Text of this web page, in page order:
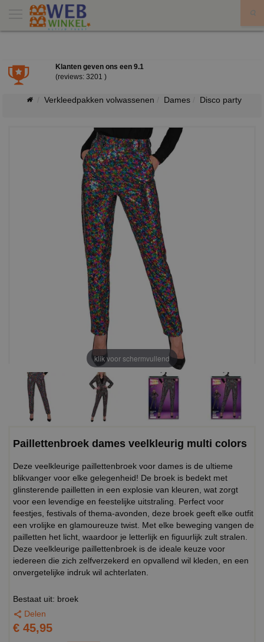
Klanten geven ons een 9.1
(reviews: 3201 )
Verkleedpakken volwassenen Dames Disco party
klik voor schermvullend
Paillettenbroek dames veelkleurig multi colors
Deze veelkleurige paillettenbroek voor dames is de ultieme
blikvanger voor elke gelegenheid! De broek is bedekt met
glinsterende pailletten in een explosie van kleuren, wat zorgt
voor een levendige en feestelijke uitstraling. Perfect voor
feestjes, festivals of thema-avonden, deze broek geeft elke outfit
een vrolijke en glamoureuze twist. Met elke beweging vangen de
pailletten het licht, waardoor je letterlijk en figuurlijk zult stralen.
Deze veelkleurige paillettenbroek is de ideale keuze voor
iedereen die zich zelfverzekerd en opvallend wil kleden, en een
onvergetelijke indruk wil achterlaten.
Bestaat uit: broek
Delen
€ 45,95